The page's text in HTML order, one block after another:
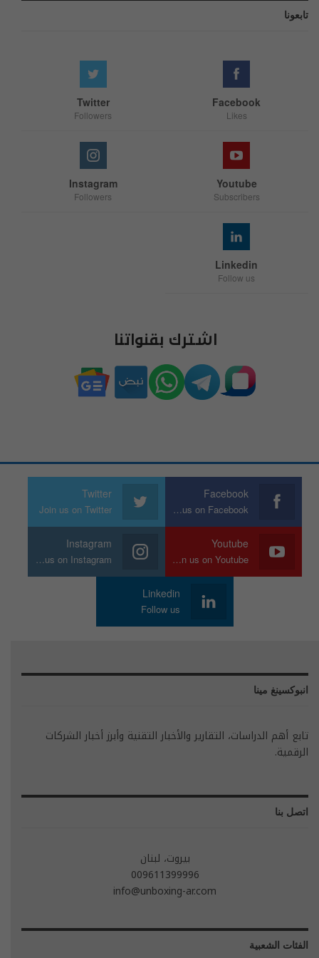
تابعونا
Facebook
Likes
Twitter
Followers
Youtube
Subscribers
Instagram
Followers
Linkedin
Follow us
اشترك بقنواتنا
Facebook
Join us on Facebook
Twitter
Join us on Twitter
Youtube
Join us on Youtube
Instagram
Join us on Instagram
Linkedin
Follow us
انبوكسينغ مينا
تابع أهم الدراسات، التقارير والأخبار التقنية وأبرز أخبار الشركات
الرقمية.
اتصل بنا
بيروت، لبنان
009611399996
info@unboxing-ar.com
الفئات الشعبية